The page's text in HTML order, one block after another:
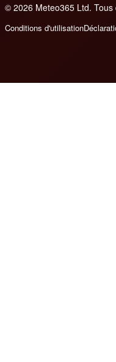
© 2026 Meteo365 Ltd. Tous
Conditions d'utilisation